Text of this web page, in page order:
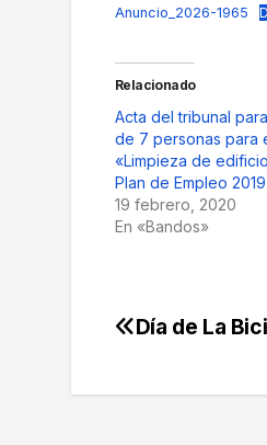
Anuncio_2026-1965
Relacionado
Acta del tribunal
de 7 personas para
«Limpieza de
Plan de Empleo 2019
19 febrero, 2020
En «Bandos»
Día de La